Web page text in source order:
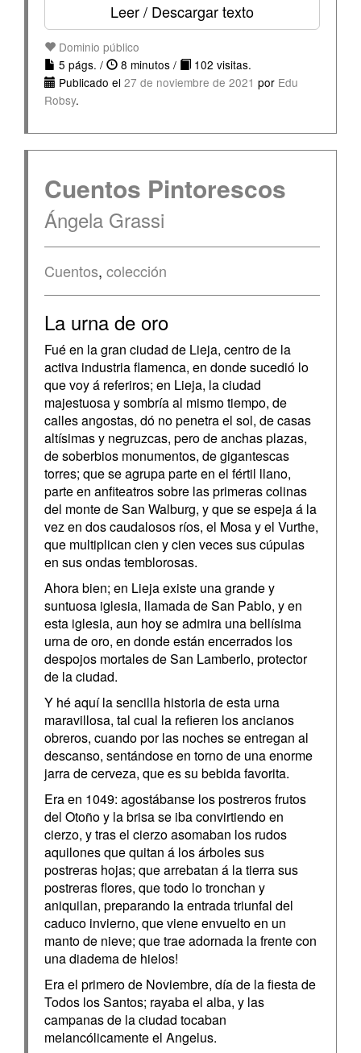
Leer / Descargar texto
Dominio público
5 págs. /
8 minutos /
102 visitas.
Publicado el 27 de noviembre de 2021 por Edu
Robsy.
Cuentos Pintorescos
Ángela Grassi
Cuentos, colección
La urna de oro
Fué en la gran ciudad de Lieja, centro de la
activa industria flamenca, en donde sucedió lo
que voy á referiros; en Lieja, la ciudad
majestuosa y sombría al mismo tiempo, de
calles angostas, dó no penetra el sol, de casas
altísimas y negruzcas, pero de anchas plazas,
de soberbios monumentos, de gigantescas
torres; que se agrupa parte en el fértil llano,
parte en anfiteatros sobre las primeras colinas
del monte de San Walburg, y que se espeja á la
vez en dos caudalosos ríos, el Mosa y el Vurthe,
que multiplican cien y cien veces sus cúpulas
en sus ondas temblorosas.
Ahora bien; en Lieja existe una grande y
suntuosa iglesia, llamada de San Pablo, y en
esta iglesia, aun hoy se admira una bellísima
urna de oro, en donde están encerrados los
despojos mortales de San Lamberlo, protector
de la ciudad.
Y hé aquí la sencilla historia de esta urna
maravillosa, tal cual la refieren los ancianos
obreros, cuando por las noches se entregan al
descanso, sentándose en torno de una enorme
jarra de cerveza, que es su bebida favorita.
Era en 1049: agostábanse los postreros frutos
del Otoño y la brisa se iba convirtiendo en
cierzo, y tras el cierzo asomaban los rudos
aquilones que quitan á los árboles sus
postreras hojas; que arrebatan á la tierra sus
postreras flores, que todo lo tronchan y
aniquilan, preparando la entrada triunfal del
caduco invierno, que viene envuelto en un
manto de nieve; que trae adornada la frente con
una diadema de hielos!
Era el primero de Noviembre, día de la fiesta de
Todos los Santos; rayaba el alba, y las
campanas de la ciudad tocaban
melancólicamente el Angelus.